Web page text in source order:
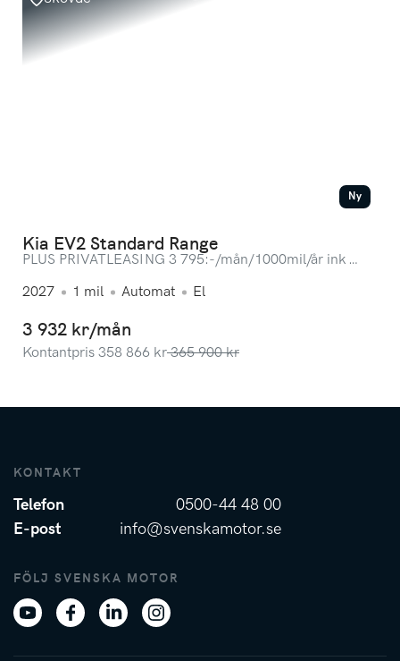
Ny
Kia EV2 Standard Range
PLUS PRIVATLEASING 3 795:-/mån/1000mil/år ink
2027
1 mil Automat El
3 932 kr/mån
Kontantpris 358 866 kr 365 900kr
KONTAKT
Telefon
0500-44 48 00
E-post
info@svenskamotor.se
FÖLJ SVENSKA MOTOR